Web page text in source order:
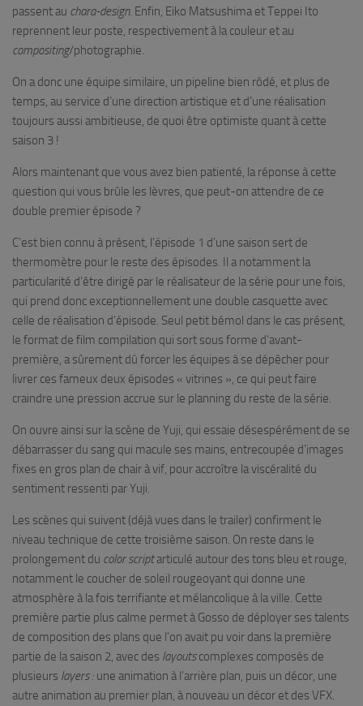
passent au chara-design. Enfin, Eiko Matsushima et Teppei Ito
reprennent leur poste, respectivement à la couleur et au
compositing/photographie.
On a donc une équipe similaire, un pipeline bien rôdé, et plus de
temps, au service d’une direction artistique et d’une réalisation
toujours aussi ambitieuse, de quoi être optimiste quant à cette
saison 3 !
Alors maintenant que vous avez bien patienté, la réponse à cette
question qui vous brûle les lèvres, que peut-on attendre de ce
double premier épisode ?
C’est bien connu à présent, l’épisode 1 d’une saison sert de
thermomètre pour le reste des épisodes. Il a notamment la
particularité d’être dirigé par le réalisateur de la série pour une fois,
qui prend donc exceptionnellement une double casquette avec
celle de réalisation d’épisode. Seul petit bémol dans le cas présent,
le format de film compilation qui sort sous forme d’avant-
première, a sûrement dû forcer les équipes à se dépêcher pour
livrer ces fameux deux épisodes « vitrines », ce qui peut faire
craindre une pression accrue sur le planning du reste de la série.
On ouvre ainsi sur la scène de Yuji, qui essaie désespérément de se
débarrasser du sang qui macule ses mains, entrecoupée d’images
fixes en gros plan de chair à vif, pour accroître la viscéralité du
sentiment ressenti par Yuji.
Les scènes qui suivent (déjà vues dans le trailer) confirment le
niveau technique de cette troisième saison. On reste dans le
prolongement du color scriptarticulé autour des tons bleu et rouge,
notamment le coucher de soleil rougeoyant qui donne une
atmosphère à la fois terrifiante et mélancolique à la ville. Cette
première partie plus calme permet à Gosso de déployer ses talents
de composition des plans que l’on avait pu voir dans la première
partie de la saison 2, avec des layoutscomplexes composés de
plusieurs layers : une animation à l’arrière plan, puis un décor, une
autre animation au premier plan, à nouveau un décor et des VFX.